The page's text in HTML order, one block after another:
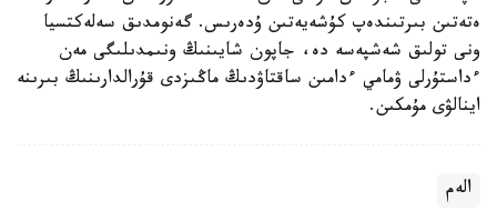
ەتەتىن بىرتىندەپ كۇشەيەتىن ۇدەرىس. گەنومدىق سەلەكتسيا
ونى تولىق شەشپەسە دە، جاپون شايىنىڭ ونىمدىلىگى مەن
ءداستۇرلى ۋمامي ءدامىن ساقتاۋدىڭ ماڭىزدى قۇرالدارىنىڭ بىرىنە
اينالۋى مۇمكىن.
الەم